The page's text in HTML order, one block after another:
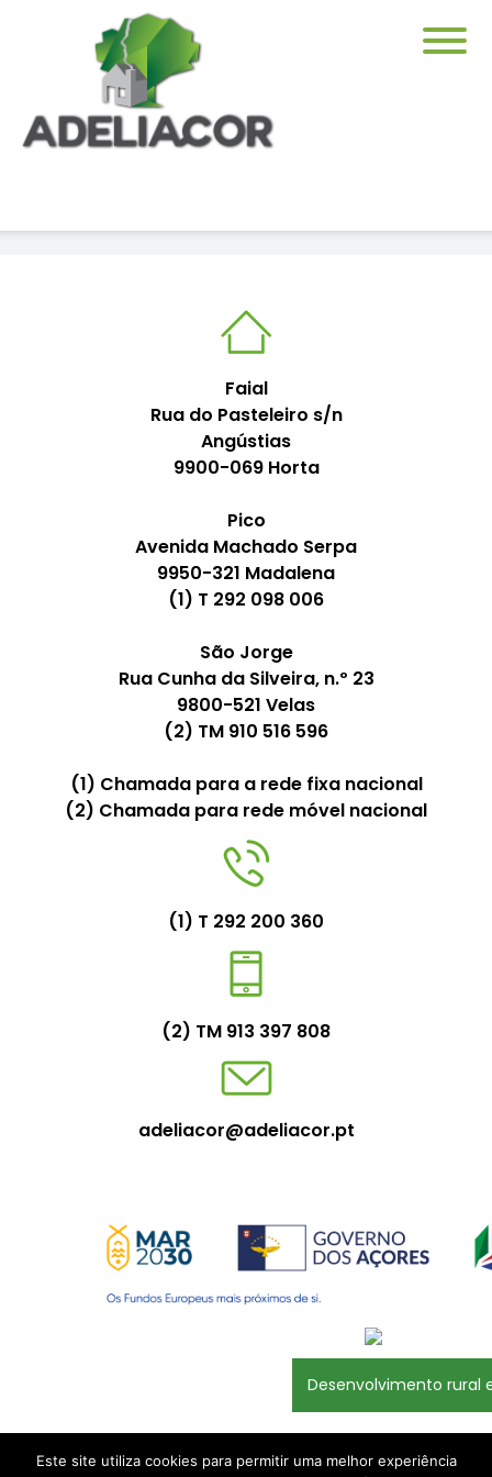
Faial
Rua do Pasteleiro s/n
Angústias
9900-069 Horta
Pico
Avenida Machado Serpa
9950-321 Madalena
(1) T 292 098 006
São Jorge
Rua Cunha da Silveira, n.º 23
9800-521 Velas
(2) TM 910 516 596
(1) Chamada para a rede fixa nacional
(2) Chamada para rede móvel nacional
(1) T 292 200 360
(2) TM 913 397 808
adeliacor@adeliacor.pt
Desenvolvimento rural
Este site utiliza cookies para permitir uma melhor experiência